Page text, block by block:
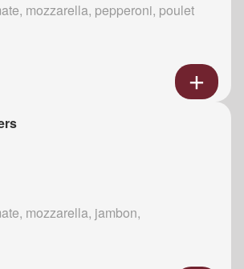
mozzarella, pepperoni, poulet
mozzarella, jambon,